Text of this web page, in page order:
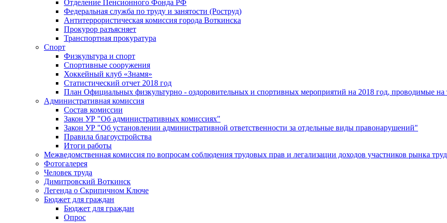
Отделение Пенсионного Фонда РФ
Федеральная служба по труду и занятости (Роструд)
Антитеррористическая комиссия города Воткинска
Прокурор разъясняет
Транспортная прокуратура
Спорт
Физкультура и спорт
Спортивные сооружения
Хоккейный клуб «Знамя»
Статистический отчет 2018 год
План Официальных физкультурно - оздоровительных и спортивных мероприятий на 2018 год, проводимые
Административная комиссия
Состав комиссии
Закон УР "Об административных комиссиях"
Закон УР "Об установлении административной ответственности за отдельные виды правонарушений"
Правила благоустройства
Итоги работы
Межведомственная комиссия по вопросам соблюдения трудовых прав и легализации доходов участников рынка
Фотогалерея
Человек труда
Димитровский Воткинск
Легенда о Скрипичном Ключе
Бюджет для граждан
Бюджет для граждан
Опрос